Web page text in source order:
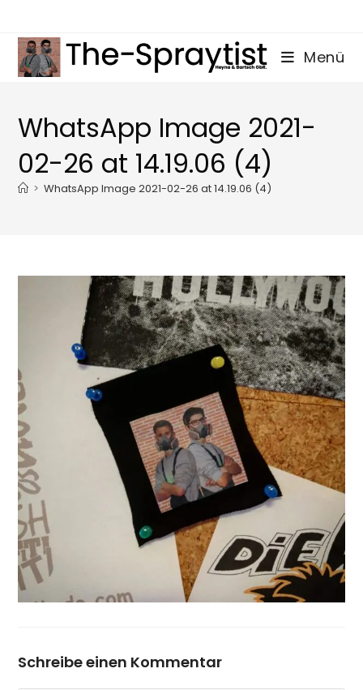
springen
Menü
WhatsApp Image 2021-
02-26 at 14.19.06 (4)
> WhatsApp Image 2021-02-26 at 14.19.06 (4)
Schreibe einen Kommentar